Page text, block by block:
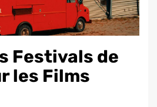
Festivals de
les Films